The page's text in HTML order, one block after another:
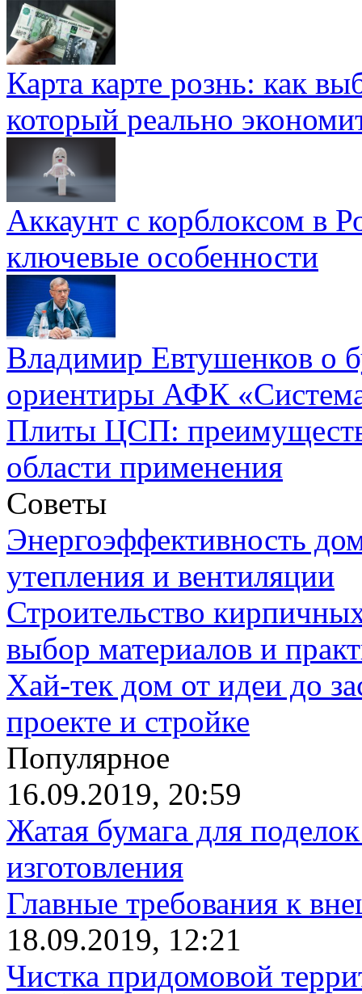
Карта карте рознь: как
который реально
Аккаунт с корблоксом в
ключевые особенности
Владимир Евтушенков о
ориентиры АФК
Плиты ЦСП:
области применения
Советы
Энергоэффективность
утепления и вентиляции
Строительство
выбор материалов и
Хай-тек дом от идеи до
проекте и стройке
Популярное
16.09.2019, 20:59
Жатая бумага для
изготовления
Главные требования к
18.09.2019, 12:21
Чистка придомовой